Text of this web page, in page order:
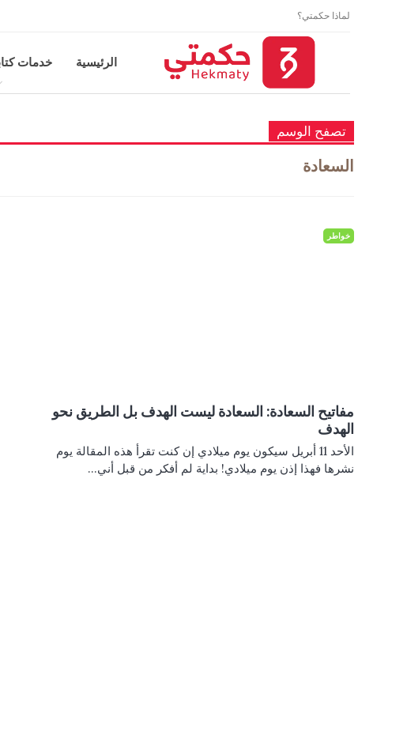
لماذا حكمتي؟
الرئيسية خدمات
تصفح الوسم
السعادة
خواطر
مفاتيح السعادة: السعادة ليست الهدف بل الطريق نحو
الهدف
الأحد 11 أبريل سيكون يوم ميلادي إن كنت تقرأ هذه المقالة يوم
نشرها فهذا إذن يوم ميلادي! بداية لم أفكر من قبل أني…